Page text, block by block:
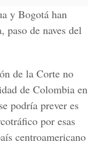
y Bogotá han
paso de naves del
de la Corte no
de Colombia en
podría prever es
por esas
centroamericano